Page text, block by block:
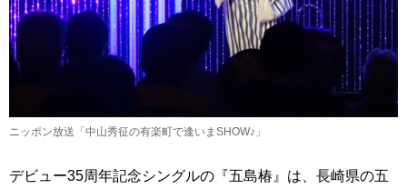
ニッポン放送「中山秀征の有楽町で逢いまSHOW♪」
デビュー35周年記念シングルの『五島椿』は、長崎県の五